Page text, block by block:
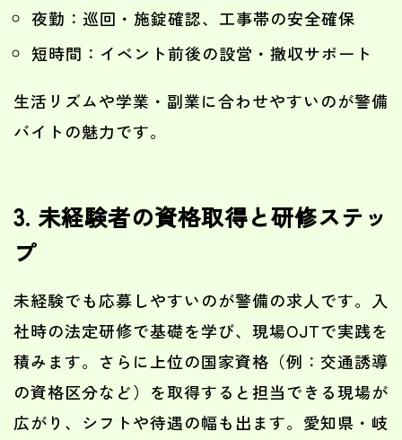
夜勤：巡回・施錠確認、工事帯の安全確保
短時間：イベント前後の設営・撤収サポート
生活リズムや学業・副業に合わせやすいのが警備
バイトの魅力です。
3. 未経験者の資格取得と研修ステッ
プ
未経験でも応募しやすいのが警備の求人です。入
社時の法定研修で基礎を学び、現場OJTで実践を
積みます。さらに上位の国家資格（例：交通誘導
の資格区分など）を取得すると担当できる現場が
広がり、シフトや待遇の幅も出ます。愛知県・岐